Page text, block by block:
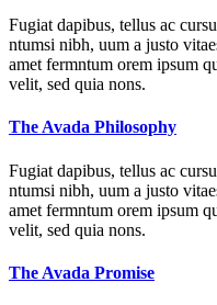
Fugiat dapibus, tellus ac
ntumsi nibh, uum a justo
amet fermntum orem ipsum
velit, sed quia nons.
The Avada Philosophy
Fugiat dapibus, tellus ac
ntumsi nibh, uum a justo
amet fermntum orem ipsum
velit, sed quia nons.
The Avada Promise